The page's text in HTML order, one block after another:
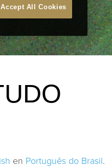
en Português do Brasil.
Accept All Cookies